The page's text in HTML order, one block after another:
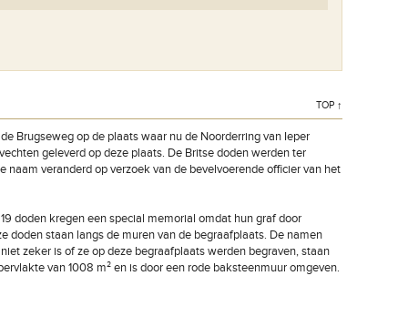
TOP ↑
Brugseweg op de plaats waar nu de Noorderring van Ieper
geleverd op deze plaats. De Britse doden werden ter
veranderd op verzoek van de bevelvoerende officier van het
doden kregen een special memorial omdat hun graf door
doden staan langs de muren van de begraafplaats. De namen
zeker is of ze op deze begraafplaats werden begraven, staan
van 1008 m² en is door een rode baksteenmuur omgeven.